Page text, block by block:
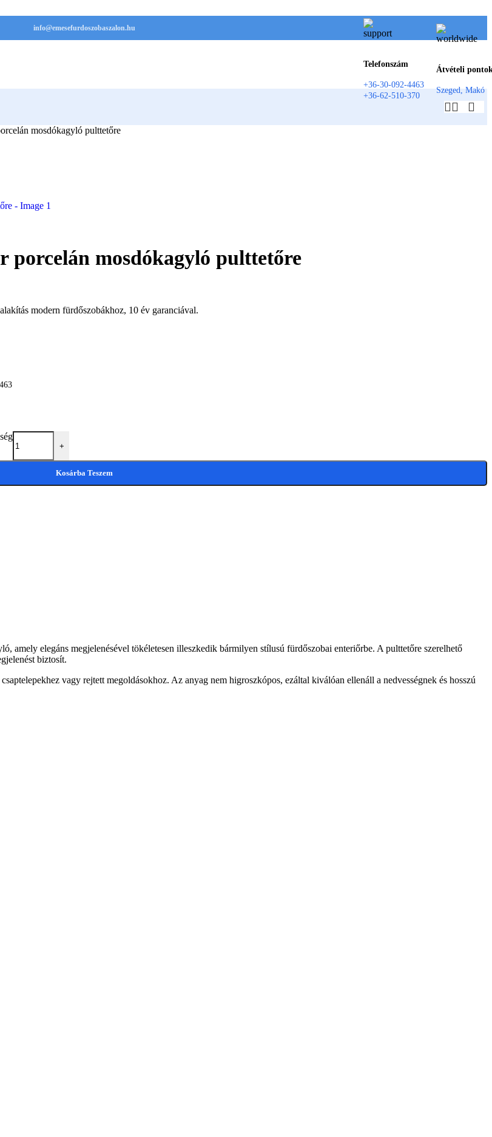
info@emesefurdoszobaszalon.hu
Telefonszám
+36-30-092-4463
+36-62-510-370
Átvételi
Szeged, Makó
mosdókagyló pulttetőre
porcelán mosdókagyló pulttetőre
modern fürdőszobákhoz, 10 év garanciával.
+
Kosárba Teszem
amely elegáns megjelenésével tökéletesen illeszkedik bármilyen stílusú fürdőszobai enteriőrbe. A pulttetőre szerelhető
biztosít.
vagy rejtett megoldásokhoz. Az anyag nem higroszkópos, ezáltal kiválóan ellenáll a nedvességnek és hosszú